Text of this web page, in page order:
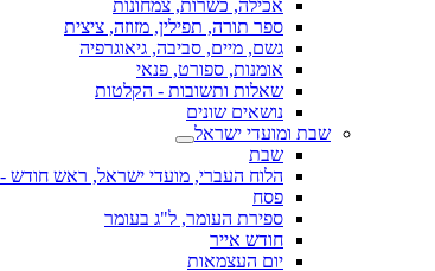
אכילה, כשרות, צמחונות
ספר תורה, תפילין, מזוזה, ציצית
גשם, מיים, סביבה, גיאוגרפיה
אומנות, ספורט, פנאי
שאלות ותשובות - הקלטות
נושאים שונים
שבת ומועדי ישראל
שבת
הלוח העברי, מועדי ישראל, ראש חודש -
פסח
ספירת העומר, ל"ג בעומר
חודש אייר
יום העצמאות